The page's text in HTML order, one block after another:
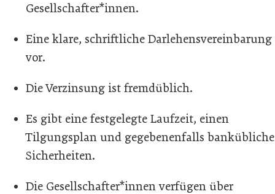
Gesellschafter*innen.
Eine klare, schriftliche
vor.
Die Verzinsung ist fremdüblich.
Es gibt eine festgelegte Laufzeit, einen
Tilgungsplan und gegebenenfalls bankübliche
Sicherheiten.
Die Gesellschafter*innen verfügen über